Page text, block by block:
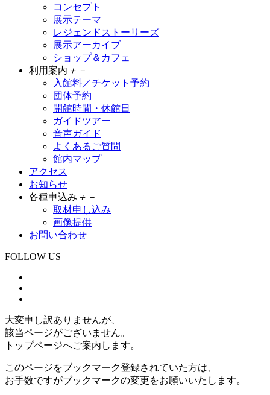
コンセプト
展示テーマ
レジェンドストーリーズ
展示アーカイブ
ショップ＆カフェ
利用案内 ＋ －
入館料／チケット予約
団体予約
開館時間・休館日
ガイドツアー
音声ガイド
よくあるご質問
館内マップ
アクセス
お知らせ
各種申込み ＋ －
取材申し込み
画像提供
お問い合わせ
FOLLOW US
大変申し訳ありませんが、
該当ページがございません。
トップページへご案内します。
このページをブックマーク登録されていた方は、
お手数ですがブックマークの変更をお願いいたします。